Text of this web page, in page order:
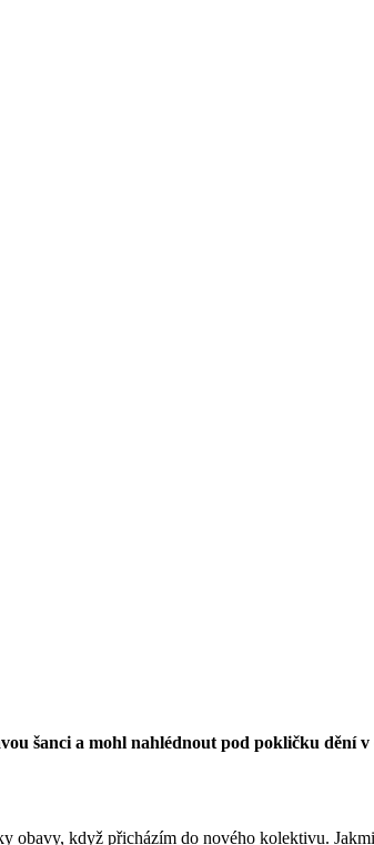
šanci a mohl nahlédnout pod pokličku dění
když přicházím do nového kolektivu.